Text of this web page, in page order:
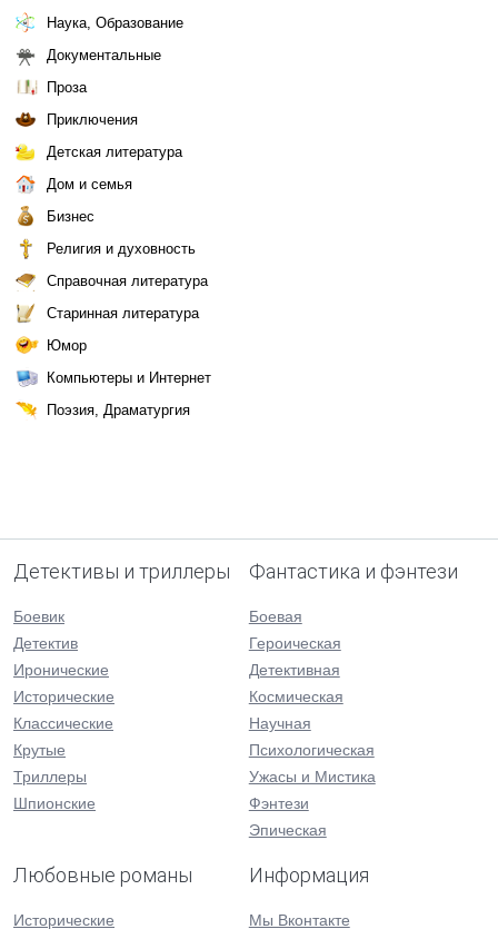
Наука, Образование
Документальные
Проза
Приключения
Детская литература
Дом и семья
Бизнес
Религия и духовность
Справочная литература
Старинная литература
Юмор
Компьютеры и Интернет
Поэзия, Драматургия
Детективы и триллеры
Боевик
Детектив
Иронические
Исторические
Классические
Крутые
Триллеры
Шпионские
Фантастика и фэнтези
Боевая
Героическая
Детективная
Космическая
Научная
Психологическая
Ужасы и Мистика
Фэнтези
Эпическая
Любовные романы
Исторические
Информация
Мы Вконтакте